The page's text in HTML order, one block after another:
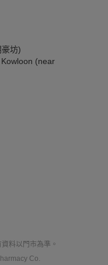
坊)
(near
料以門市為準。
Co.